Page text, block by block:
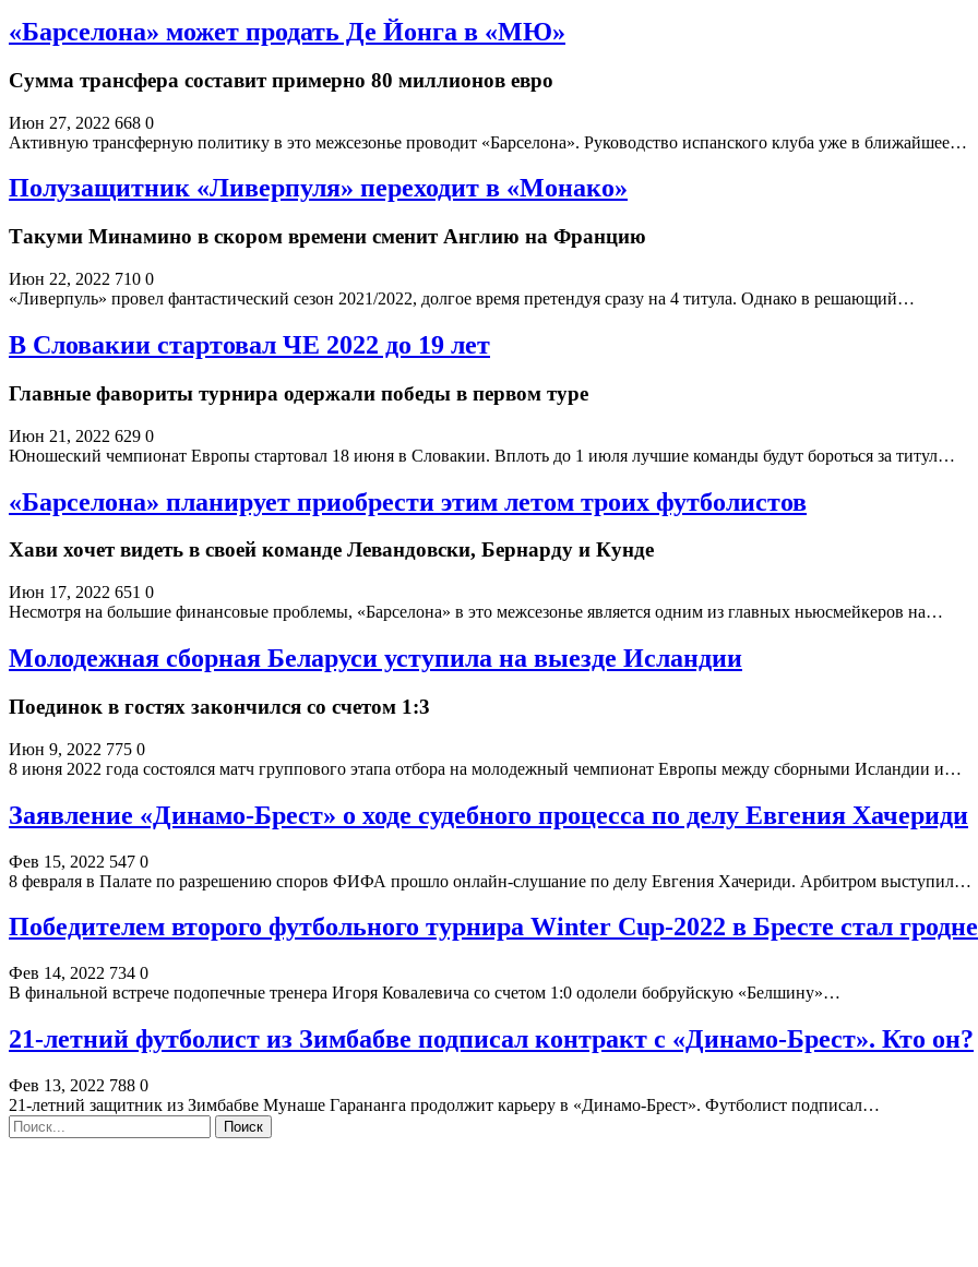
«Барселона» может продать Де Йонга в «МЮ»
Сумма трансфера составит примерно 80 миллионов евро
Июн 27, 2022 668 0
Активную трансферную политику в это межсезонье проводит «Барселона». Руководство испанского клуба уже в ближайшее…
Полузащитник «Ливерпуля» переходит в «Монако»
Такуми Минамино в скором времени сменит Англию на Францию
Июн 22, 2022 710 0
«Ливерпуль» провел фантастический сезон 2021/2022, долгое время претендуя сразу на 4 титула. Однако в решающий…
В Словакии стартовал ЧЕ 2022 до 19 лет
Главные фавориты турнира одержали победы в первом туре
Июн 21, 2022 629 0
Юношеский чемпионат Европы стартовал 18 июня в Словакии. Вплоть до 1 июля лучшие команды будут бороться за титул…
«Барселона» планирует приобрести этим летом троих футболистов
Хави хочет видеть в своей команде Левандовски, Бернарду и Кунде
Июн 17, 2022 651 0
Несмотря на большие финансовые проблемы, «Барселона» в это межсезонье является одним из главных ньюсмейкеров на…
Молодежная сборная Беларуси уступила на выезде Исландии
Поединок в гостях закончился со счетом 1:3
Июн 9, 2022 775 0
8 июня 2022 года состоялся матч группового этапа отбора на молодежный чемпионат Европы между сборными Исландии и…
Заявление «Динамо-Брест» о ходе судебного процесса по делу Евгения Хачериди
Фев 15, 2022 547 0
8 февраля в Палате по разрешению споров ФИФА прошло онлайн-слушание по делу Евгения Хачериди. Арбитром выступил…
Победителем второго футбольного турнира Winter Cup-2022 в Бресте стал
Фев 14, 2022 734 0
В финальной встрече подопечные тренера Игоря Ковалевича со счетом 1:0 одолели бобруйскую «Белшину»…
21-летний футболист из Зимбабве подписал контракт с «Динамо-Брест». Кто он?
Фев 13, 2022 788 0
21-летний защитник из Зимбабве Мунаше Гарананга продолжит карьеру в «Динамо-Брест». Футболист подписал…